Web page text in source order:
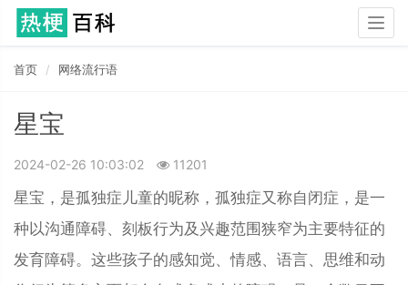
首页 网络流行语
星宝
2024-02-26 10:03:02 11201
星宝，是孤独症儿童的昵称，孤独症又称自闭症，是一
种以沟通障碍、刻板行为及兴趣范围狭窄为主要特征的
发育障碍。这些孩子的感知觉、情感、语言、思维和动